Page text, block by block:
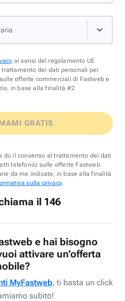
ai sensi del regolamento UE
dei dati personali per
offerte commerciali di Fastweb e
in base alla finalità #2
GRATIS
do il consenso al trattamento dei dati
telefonici sulle offerte Fastweb
da me indicate, in base alla finalità
sulla privacy.
il 146
e hai bisogno
attivare un’offerta
MyFastweb, ti basta un click
subito!